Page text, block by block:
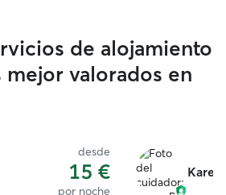
de alojamiento
mejor valorados en
desde
15 €
por noche
Karen